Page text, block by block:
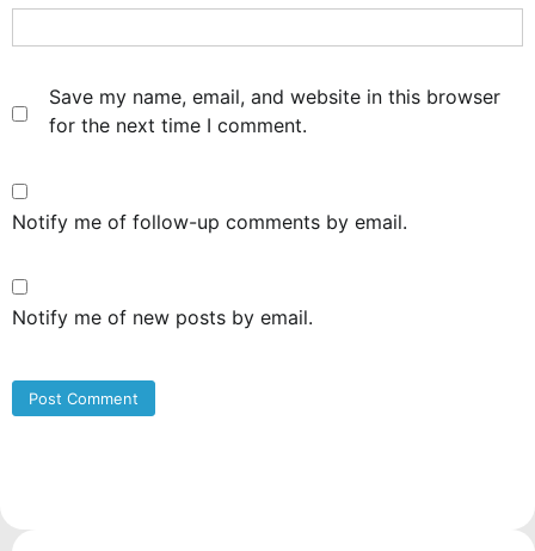
Save my name, email, and website in this browser
for the next time I comment.
Notify me of follow-up comments by email.
Notify me of new posts by email.